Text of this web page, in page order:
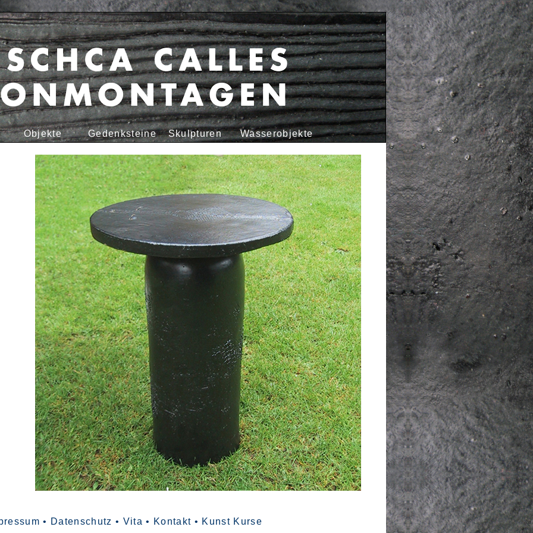
Objekte Gedenksteine Skulpturen Wasserobjekte
• Datenschutz • Vita • Kontakt • Kunst Kurse